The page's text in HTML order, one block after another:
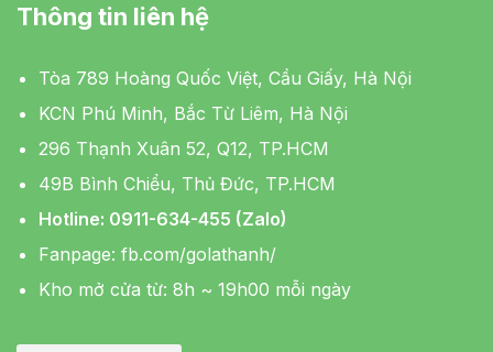
Thông tin liên hệ
Tòa 789 Hoàng Quốc Việt, Cầu Giấy, Hà Nội
KCN Phú Minh, Bắc Từ Liêm, Hà Nội
296 Thạnh Xuân 52, Q12, TP.HCM
49B Bình Chiểu, Thủ Đức, TP.HCM
Hotline: 0911-634-455 (Zalo)
Fanpage: fb.com/golathanh/
Kho mở cửa từ: 8h ~ 19h00 mỗi ngày